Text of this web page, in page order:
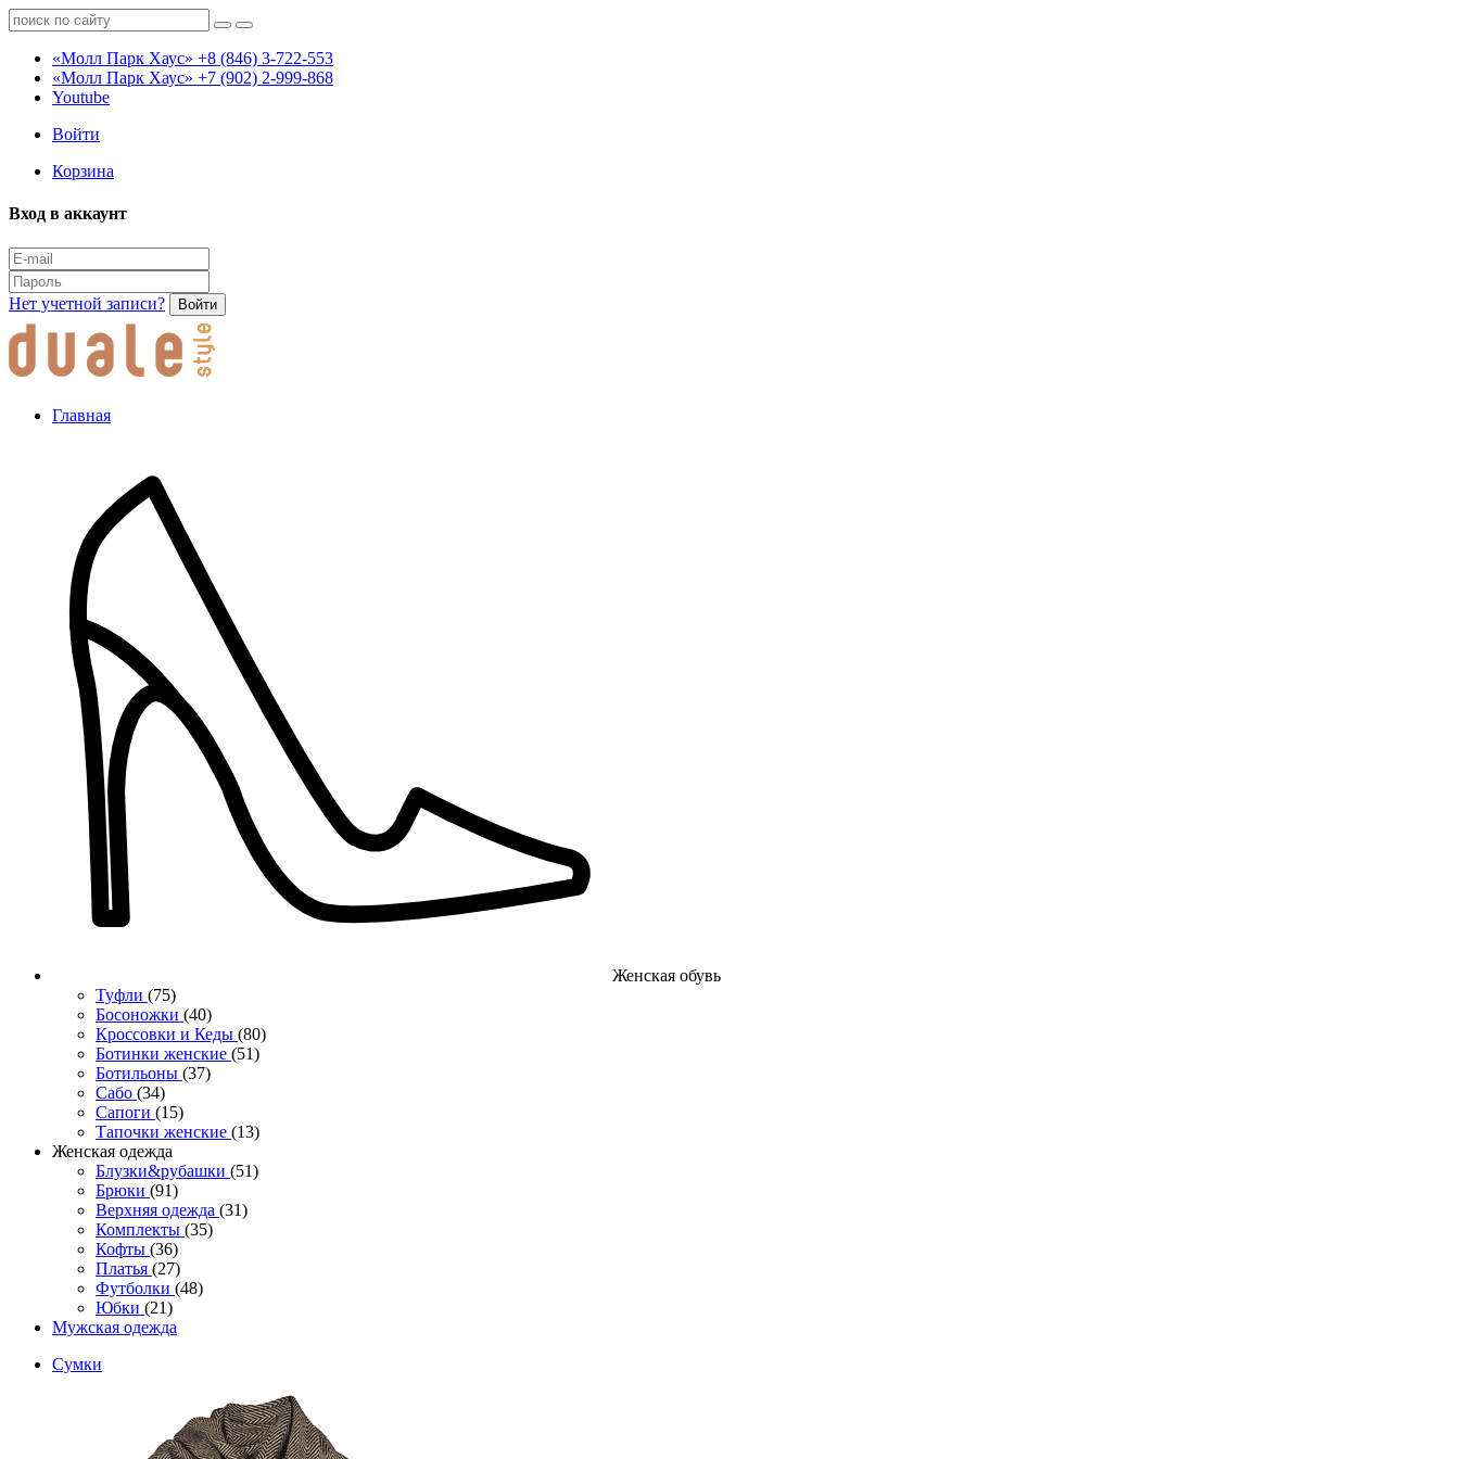
«Молл Парк Хаус» +8 (846) 3-722-553
«Молл Парк Хаус» +7 (902) 2-999-868
Youtube
Войти
Корзина
Вход в аккаунт
Нет учетной записи? Войти
Главная
Женcкая обувь
Туфли (75)
Босоножки (40)
Кроссовки и Кеды (80)
Ботинки женские (51)
Ботильоны (37)
Сабо (34)
Сапоги (15)
Тапочки женские (13)
Женская одежда
Блузки&рубашки (51)
Брюки (91)
Верхняя одежда (31)
Комплекты (35)
Кофты (36)
Платья (27)
Футболки (48)
Юбки (21)
Мужская одежда
Сумки